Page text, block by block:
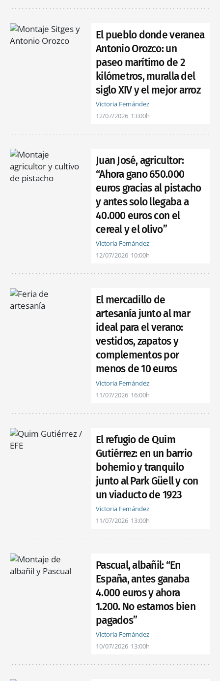
El pueblo donde veranea
Antonio Orozco: un
paseo marítimo de 2
kilómetros, muralla del
siglo XIV y el mejor arroz
Victoria Fernández
12/07/2026 13:00h
Juan José, agricultor:
“Ahora gano 650.000
euros gracias al pistacho
y antes solo llegaba a
40.000 euros con el
cereal y el olivo”
Victoria Fernández
12/07/2026 10:00h
El mercadillo de
artesanía junto al mar
ideal para el verano:
vestidos, zapatos y
complementos por
menos de 10 euros
Victoria Fernández
11/07/2026 16:00h
El refugio de Quim
Gutiérrez: en un barrio
bohemio y tranquilo
junto al Park Güell y con
un viaducto de 1923
Victoria Fernández
11/07/2026 13:00h
Pascual, albañil: “En
España, antes ganaba
4.000 euros y ahora
1.200. No estamos bien
pagados”
Victoria Fernández
10/07/2026 13:00h